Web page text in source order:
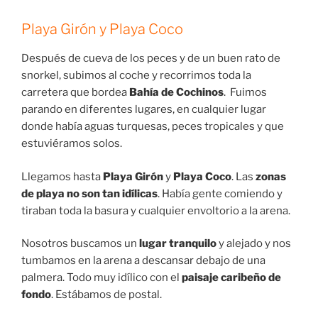
Playa Girón y Playa Coco
Después de cueva de los peces y de un buen rato de
snorkel, subimos al coche y recorrimos toda la
carretera que bordea Bahía de Cochinos. Fuimos
parando en diferentes lugares, en cualquier lugar
donde había aguas turquesas, peces tropicales y que
estuviéramos solos.
Llegamos hasta Playa Giróny Playa Coco. Las zonas
de playa no son tan idílicas. Había gente comiendo y
tiraban toda la basura y cualquier envoltorio a la arena.
Nosotros buscamos un lugar tranquiloy alejado y nos
tumbamos en la arena a descansar debajo de una
palmera. Todo muy idílico con el paisaje caribeño de
fondo. Estábamos de postal.